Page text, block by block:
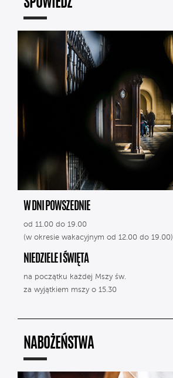
SPOWIEDŹ
W DNI POWSZEDNIE
od 11.00 do 19.00
(w okresie wakacyjnym od 12.00 do 19.00)
NIEDZIELE I ŚWIĘTA
na początku każdej Mszy św.
za wyjątkiem mszy o 15.30
NABOŻEŃSTWA